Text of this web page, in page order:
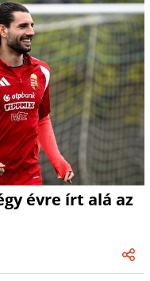
évre írt alá az